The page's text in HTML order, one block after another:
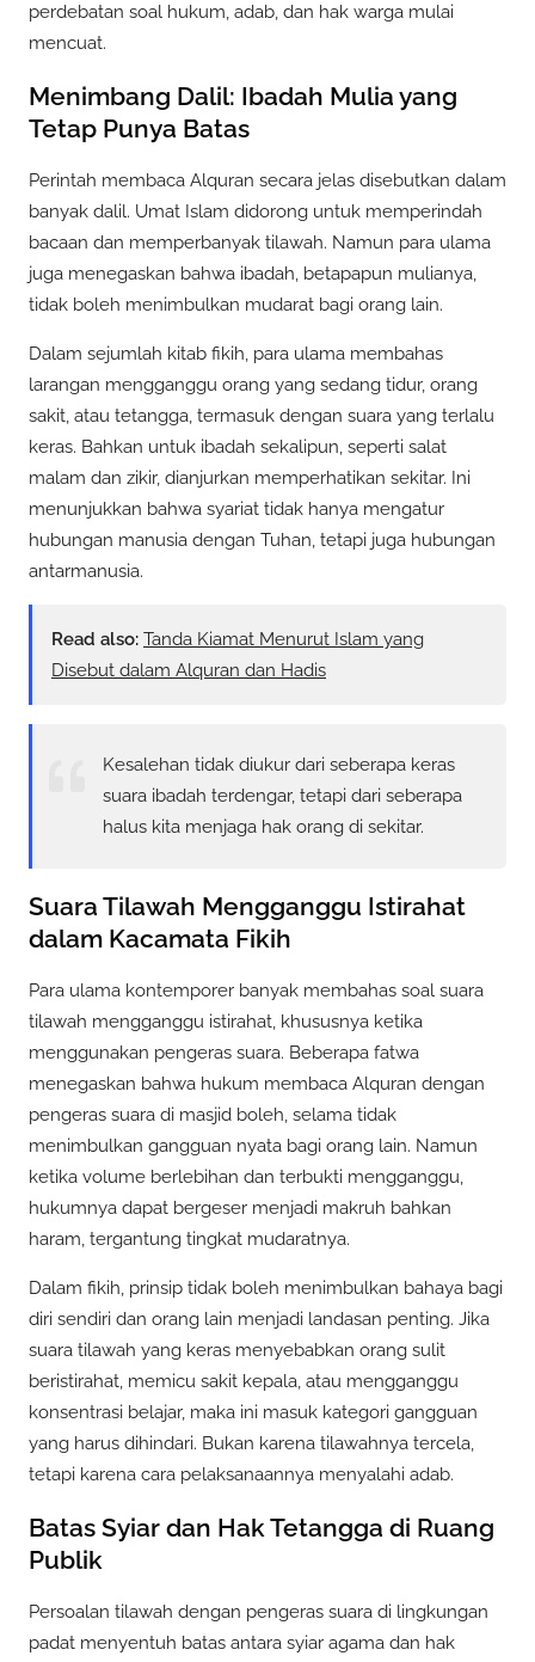
perdebatan soal hukum, adab, dan hak warga mulai
mencuat.
Menimbang Dalil: Ibadah Mulia yang
Tetap Punya Batas
Perintah membaca Alquran secara jelas disebutkan dalam
banyak dalil. Umat Islam didorong untuk memperindah
bacaan dan memperbanyak tilawah. Namun para ulama
juga menegaskan bahwa ibadah, betapapun mulianya,
tidak boleh menimbulkan mudarat bagi orang lain.
Dalam sejumlah kitab fikih, para ulama membahas
larangan mengganggu orang yang sedang tidur, orang
sakit, atau tetangga, termasuk dengan suara yang terlalu
keras. Bahkan untuk ibadah sekalipun, seperti salat
malam dan zikir, dianjurkan memperhatikan sekitar. Ini
menunjukkan bahwa syariat tidak hanya mengatur
hubungan manusia dengan Tuhan, tetapi juga hubungan
antarmanusia.
Read also: Tanda Kiamat Menurut Islam yang
Disebut dalam Alquran dan Hadis
Kesalehan tidak diukur dari seberapa keras
suara ibadah terdengar, tetapi dari seberapa
halus kita menjaga hak orang di sekitar.
Suara Tilawah Mengganggu Istirahat
dalam Kacamata Fikih
Para ulama kontemporer banyak membahas soal suara
tilawah mengganggu istirahat, khususnya ketika
menggunakan pengeras suara. Beberapa fatwa
menegaskan bahwa hukum membaca Alquran dengan
pengeras suara di masjid boleh, selama tidak
menimbulkan gangguan nyata bagi orang lain. Namun
ketika volume berlebihan dan terbukti mengganggu,
hukumnya dapat bergeser menjadi makruh bahkan
haram, tergantung tingkat mudaratnya.
Dalam fikih, prinsip tidak boleh menimbulkan bahaya bagi
diri sendiri dan orang lain menjadi landasan penting. Jika
suara tilawah yang keras menyebabkan orang sulit
beristirahat, memicu sakit kepala, atau mengganggu
konsentrasi belajar, maka ini masuk kategori gangguan
yang harus dihindari. Bukan karena tilawahnya tercela,
tetapi karena cara pelaksanaannya menyalahi adab.
Batas Syiar dan Hak Tetangga di Ruang
Publik
Persoalan tilawah dengan pengeras suara di lingkungan
padat menyentuh batas antara syiar agama dan hak